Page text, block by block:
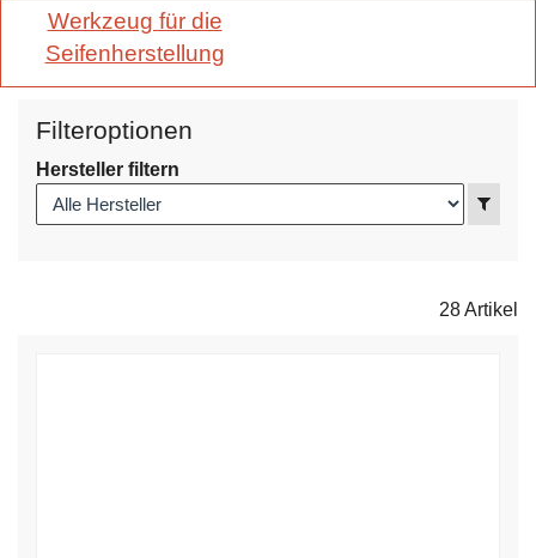
Werkzeug für die
Seifenherstellung
Filteroptionen
Hersteller filtern
28 Artikel